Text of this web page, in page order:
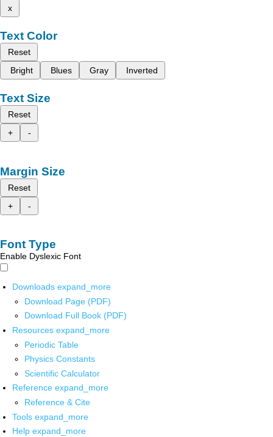
x
Text Color
Reset
Bright
Blues Gray Inverted
Text Size
Reset
+
-
Margin Size
Reset
+
-
Font Type
Enable Dyslexic Font
Downloads expand_more
Download Page (PDF)
Download Full Book (PDF)
Resources expand_more
Periodic Table
Physics Constants
Scientific Calculator
Reference expand_more
Reference & Cite
Tools expand_more
Help expand_more